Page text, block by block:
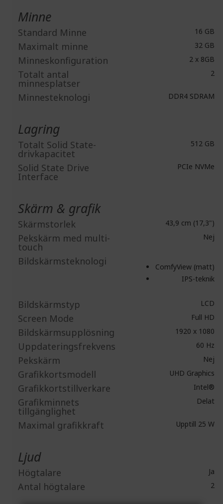
Minne
Standard Minne 16 GB
Maximalt minne 32 GB
Minneskonfiguration 2 x 8GB
Totalt antal
minnesplatser
2
Minnesteknologi DDR4 SDRAM
Lagring
Totalt Solid State-
drivkapacitet
512 GB
Solid State Drive
Interface
PCIe NVMe
Skärm & grafik
Skärmstorlek 43,9 cm (17,3")
Pekskärm med multi-
touch
Nej
Bildskärmsteknologi
ComfyView (matt)
IPS-teknik
Bildskärmstyp LCD
Screen Mode Full HD
Bildskärmsupplösning 1920 x 1080
Uppdateringsfrekvens 60 Hz
Pekskärm Nej
Grafikkortsmodell UHD Graphics
Grafikkortstillverkare Intel®
Grafikminnets
tillgänglighet
Delat
Maximal grafikkraft Upptill 25 W
Ljud
Högtalare Ja
Antal högtalare 2